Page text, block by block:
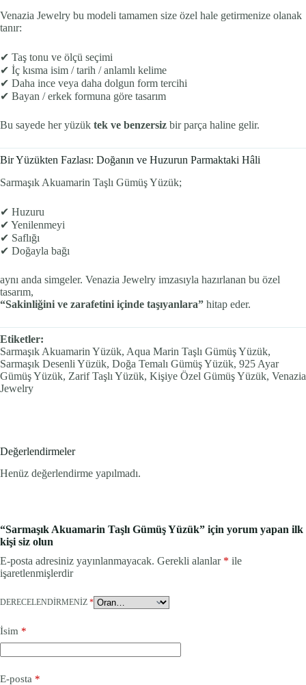
Venazia Jewelry bu modeli tamamen size özel hale getirmenize olanak
tanır:
✔ Taş tonu ve ölçü seçimi
✔ İç kısma isim / tarih / anlamlı kelime
✔ Daha ince veya daha dolgun form tercihi
✔ Bayan / erkek formuna göre tasarım
Bu sayede her yüzük tek ve benzersiz bir parça haline gelir.
Bir Yüzükten Fazlası: Doğanın ve Huzurun Parmaktaki Hâli
Sarmaşık Akuamarin Taşlı Gümüş Yüzük;
✔ Huzuru
✔ Yenilenmeyi
✔ Saflığı
✔ Doğayla bağı
aynı anda simgeler. Venazia Jewelry imzasıyla hazırlanan bu özel
tasarım,
“Sakinliğini ve zarafetini içinde taşıyanlara” hitap eder.
Etiketler:
Sarmaşık Akuamarin Yüzük, Aqua Marin Taşlı Gümüş Yüzük,
Sarmaşık Desenli Yüzük, Doğa Temalı Gümüş Yüzük, 925 Ayar
Gümüş Yüzük, Zarif Taşlı Yüzük, Kişiye Özel Gümüş Yüzük, Venazia
Jewelry
Değerlendirmeler
Henüz değerlendirme yapılmadı.
“Sarmaşık Akuamarin Taşlı Gümüş Yüzük” için yorum yapan ilk
kişi siz olun
E-posta adresiniz yayınlanmayacak. Gerekli alanlar * ile
işaretlenmişlerdir
DERECELENDIRMENIZ *
İsim *
E-posta *